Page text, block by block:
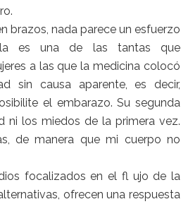
brazos, nada parece un esfuerzo
es una de las tantas que
a las que la medicina colocó
sin causa aparente, es decir,
el embarazo. Su segunda
ni los miedos de la primera vez.
de manera que mi cuerpo no
focalizados en el fl ujo de la
ofrecen una respuesta